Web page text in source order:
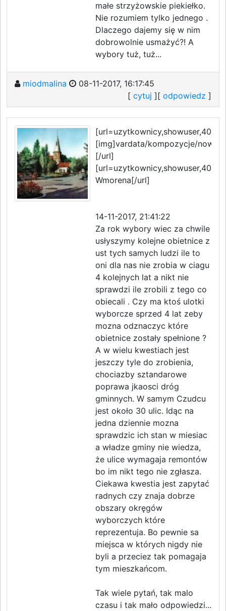
małe strzyżowskie piekiełko.
Nie rozumiem tylko jednego .
Dlaczego dajemy się w nim
dobrowolnie usmażyć?! A
wybory tuż, tuż...
miodmalina
08-11-2017, 16:17:45
[ cytuj ][ odpowiedz ]
[img]vardata/kompozycje/
[/url]
Wmorena[/url]
14-11-2017, 21:41:22
Za rok wybory wiec za chwile
usłyszymy kolejne obietnice z
ust tych samych ludzi ile to
oni dla nas nie zrobia w ciagu
4 kolejnych lat a nikt nie
sprawdzi ile zrobili z tego co
obiecali . Czy ma ktoś ulotki
wyborcze sprzed 4 lat zeby
mozna odznaczyc które
obietnice zostały spełnione ?
A w wielu kwestiach jest
jeszczy tyle do zrobienia,
chociazby sztandarowe
poprawa jkaosci dróg
gminnych. W samym Czudcu
jest około 30 ulic. Idąc na
jedna dziennie mozna
sprawdzic ich stan w miesiac
a władze gminy nie wiedza,
że ulice wymagaja remontów
bo im nikt tego nie zgłasza.
Ciekawa kwestia jest zapytać
radnych czy znaja dobrze
obszary okręgów
wyborczych które
reprezentuja. Bo pewnie sa
miejsca w których nigdy nie
byli a przeciez tak pomagaja
tym mieszkańcom.
Tak wiele pytań, tak malo
czasu i tak mało odpowiedzi...